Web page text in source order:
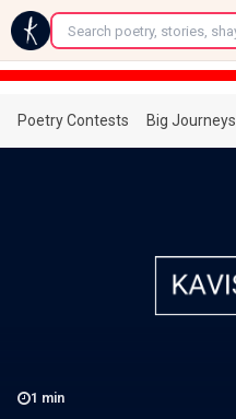
←
Poetry Contests Big Journeys
1 min